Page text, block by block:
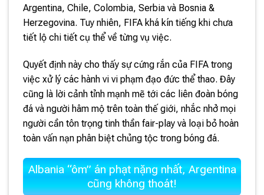
Argentina, Chile, Colombia, Serbia và Bosnia &
Herzegovina. Tuy nhiên, FIFA khá kín tiếng khi chưa
tiết lộ chi tiết cụ thể về từng vụ việc.
Quyết định này cho thấy sự cứng rắn của FIFA trong
việc xử lý các hành vi vi phạm đạo đức thể thao. Đây
cũng là lời cảnh tỉnh mạnh mẽ tới các liên đoàn bóng
đá và người hâm mộ trên toàn thế giới, nhắc nhở mọi
người cần tôn trọng tinh thần fair-play và loại bỏ hoàn
toàn vấn nạn phân biệt chủng tộc trong bóng đá.
Albania “ôm” án phạt nặng nhất, Argentina
cũng không thoát!